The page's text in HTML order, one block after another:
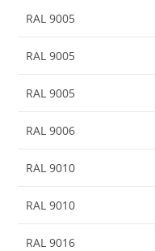
RAL 9005
RAL 9005
RAL 9005
RAL 9006
RAL 9010
RAL 9010
RAL 9016